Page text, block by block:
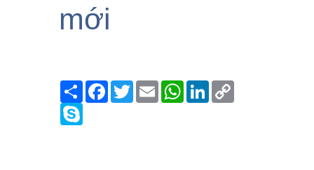
mới
ShareFacebook
TwitterEmail WhatsApp
LinkedIn